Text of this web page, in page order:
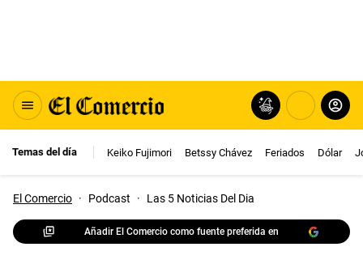
Temas del día Keiko Fujimori Betssy Chávez Feriados Dólar
El Comercio · Podcast · Las 5 Noticias Del Dia
Añadir El Comercio como fuente preferida en